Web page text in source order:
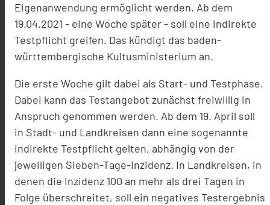
Eigenanwendung ermöglicht werden. Ab dem
19.04.2021 - eine Woche später - soll eine indirekte
Testpflicht greifen. Das kündigt das baden-
württembergische Kultusministerium an.
Die erste Woche gilt dabei als Start- und Testphase.
Dabei kann das Testangebot zunächst freiwillig in
Anspruch genommen werden. Ab dem 19. April soll
in Stadt- und Landkreisen dann eine sogenannte
indirekte Testpflicht gelten, abhängig von der
jeweiligen Sieben-Tage-Inzidenz. In Landkreisen, in
denen die Inzidenz 100 an mehr als drei Tagen in
Folge überschreitet, soll ein negatives Testergebnis